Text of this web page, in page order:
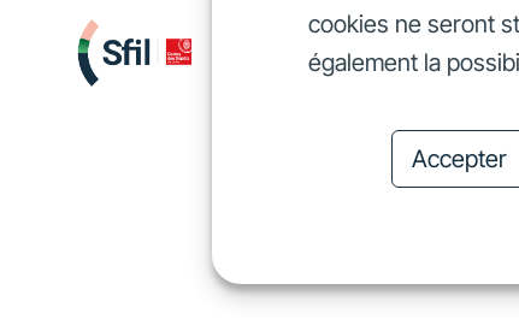
cookies ne seront
également la
Accepter
Nous finançons
Nous finançons